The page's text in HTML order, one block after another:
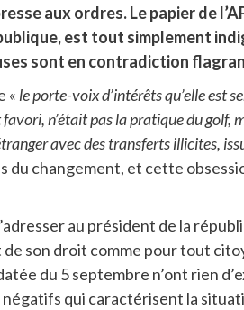
aux ordres. Le papier de
est tout simplement
sont en contradiction
« le porte-voix d’intérêts qu’elle est
n’était pas la pratique du golf,
avec des transferts illicites,
du changement, et cette
au président de la
son droit comme pour tout
du 5 septembre n’ont rien
qui caractérisent la